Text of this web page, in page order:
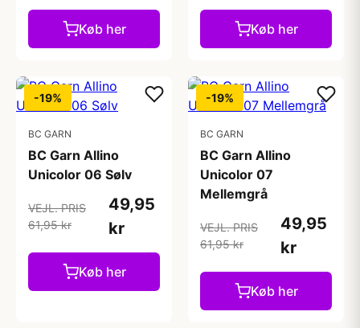
Køb her Køb her
-19%
BC GARN
BC Garn Allino
Unicolor 06 Sølv
VEJL. PRIS
61,95 kr
49,95
kr
Køb her
-19%
BC GARN
BC Garn Allino
Unicolor 07
Mellemgrå
VEJL. PRIS
61,95 kr
49,95
kr
Køb her